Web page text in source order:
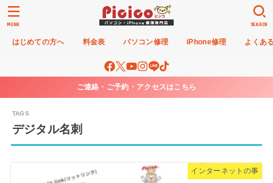
はじめての方へ 料金表 パソコン修理 iPhone修理 よくあ
SEARCH
MENU
ご連絡・ご予約・アクセスはこちら
デジタル名刺
インターネットの事